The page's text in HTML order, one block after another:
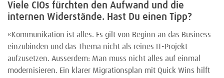
Viele CIOs fürchten den Aufwand und die
internen Widerstände. Hast Du einen Tipp?
«Kommunikation ist alles. Es gilt von Beginn an das Business
einzubinden und das Thema nicht als reines IT-Projekt
aufzusetzen. Ausserdem: Man muss nicht alles auf einmal
modernisieren. Ein klarer Migrationsplan mit Quick Wins hilft